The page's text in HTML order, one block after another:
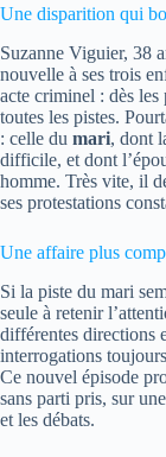
Une disparition qui
Suzanne Viguier, 38
nouvelle à ses trois
acte criminel : dès les
toutes les pistes.
: celle du mari, dont
difficile, et dont
homme. Très vite, il
ses protestations
Une affaire plus
Si la piste du mari
seule à retenir
différentes directions
interrogations
Ce nouvel épisode
sans parti pris, sur
et les débats.